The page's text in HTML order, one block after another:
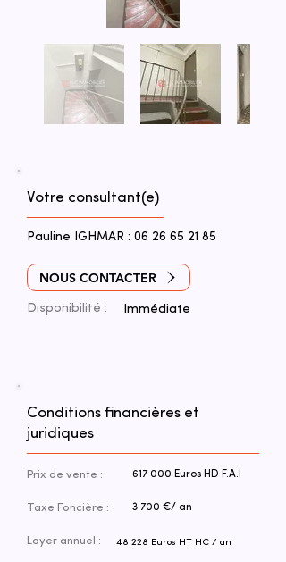
Votre consultant(e)
Pauline IGHMAR : 06 26 65 21 85
NOUS CONTACTER
Disponibilité : Immédiate
Conditions financières et
juridiques
Prix de vente : 617 000 Euros HD F.A.I
Taxe Foncière : 3 700 €/ an
Loyer annuel : 48 228 Euros HT HC / an